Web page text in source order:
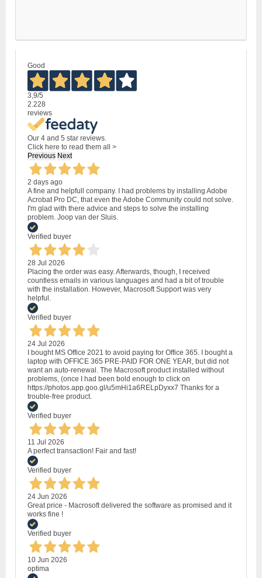
Good
3,9/5
2.228
reviews
Our 4 and 5 star reviews.
Click here to read them all >
Previous Next
2 days ago
A fine and helpfull company. I had problems by installing Adobe
Acrobat Pro DC, that even the Adobe Community could not solve.
I'm glad with there advice and steps to solve the installing
problem. Joop van der Sluis.
Verified buyer
28 Jul 2026
Placing the order was easy. Afterwards, though, I received
countless emails in various languages and had a bit of trouble
with the installation. However, Macrosoft Support was very
helpful.
Verified buyer
24 Jul 2026
I bought MS Office 2021 to avoid paying for Office 365. I bought a
laptop with OFFICE 365 PRE-PAID FOR ONE YEAR, but did not
want an auto-renewal. The Macrosoft product installed without
problems, (once I had been bold enough to click on
https://photos.app.goo.gl/u5mHi1a6RELpDyxx7 Thanks for a
trouble-free product.
Verified buyer
11 Jul 2026
A perfect transaction! Fair and fast!
Verified buyer
24 Jun 2026
Great price - Macrosoft delivered the software as promised and it
works fine !
Verified buyer
10 Jun 2026
optima